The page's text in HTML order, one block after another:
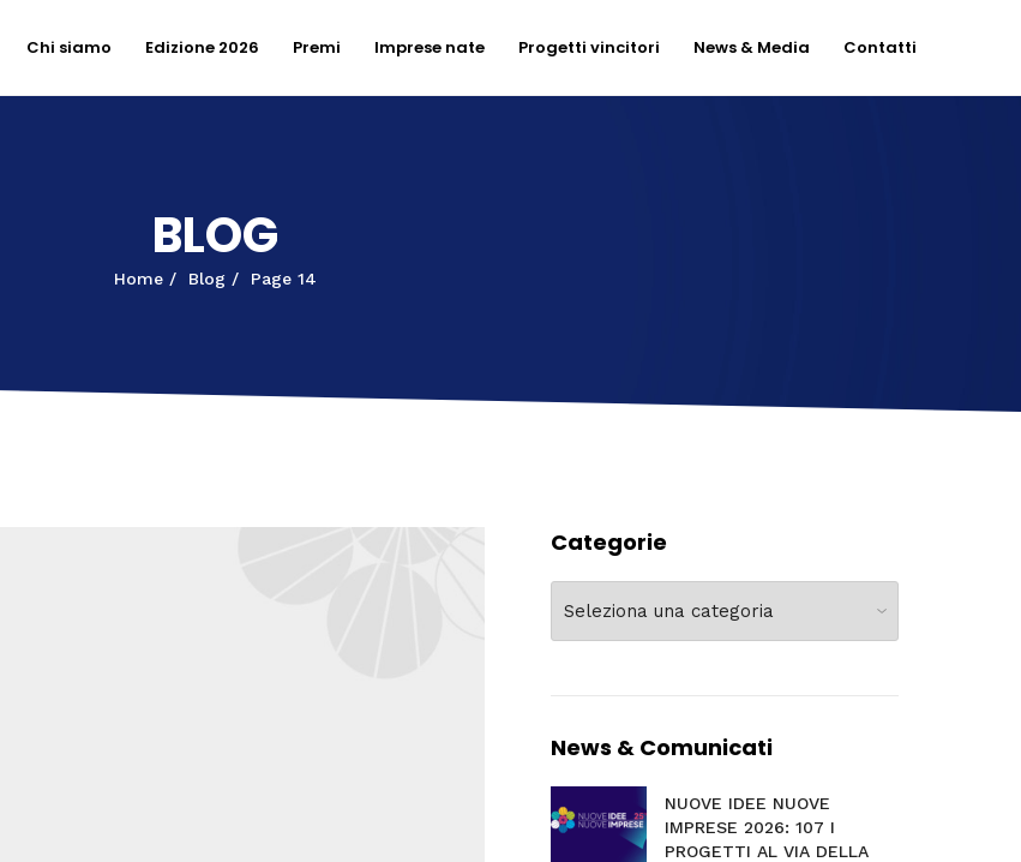
Chi siamo Edizione 2026 Premi Imprese nate Progetti vincitori News & Media Contatti
BLOG
Home Blog Page 14
Categorie
News & Comunicati
NUOVE IDEE NUOVE
IMPRESE 2026: 107 I
PROGETTI AL VIA DELLA